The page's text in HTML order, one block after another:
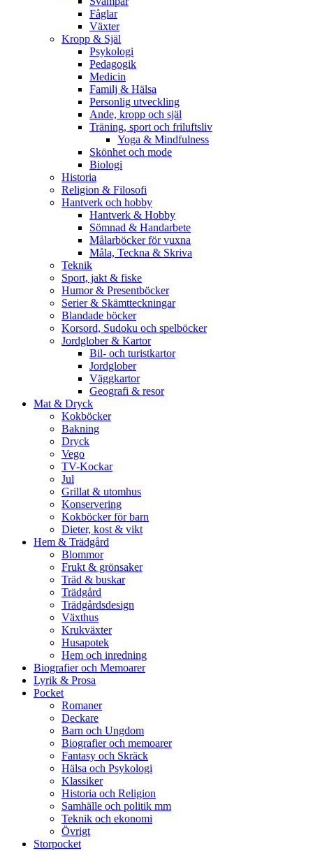
Fåglar
Växter
Kropp & Själ
Psykologi
Pedagogik
Medicin
Familj & Hälsa
Personlig utveckling
Ande, kropp och själ
Träning, sport och friluftsliv
Yoga & Mindfulness
Skönhet och mode
Biologi
Historia
Religion & Filosofi
Hantverk och hobby
Hantverk & Hobby
Sömnad & Handarbete
Målarböcker för vuxna
Måla, Teckna & Skriva
Teknik
Sport, jakt & fiske
Humor & Presentböcker
Serier & Skämtteckningar
Blandade böcker
Korsord, Sudoku och spelböcker
Jordglober & Kartor
Bil- och turistkartor
Jordglober
Väggkartor
Geografi & resor
Mat & Dryck
Kokböcker
Bakning
Dryck
Vego
TV-Kockar
Jul
Grillat & utomhus
Konservering
Kokböcker för barn
Dieter, kost & vikt
Hem & Trädgård
Blommor
Frukt & grönsaker
Träd & buskar
Trädgård
Trädgårdsdesign
Växthus
Krukväxter
Husapotek
Hem och inredning
Biografier och Memoarer
Lyrik & Prosa
Pocket
Romaner
Deckare
Barn och Ungdom
Biografier och memoarer
Fantasy och Skräck
Hälsa och Psykologi
Klassiker
Historia och Religion
Samhälle och politik mm
Teknik och ekonomi
Övrigt
Storpocket